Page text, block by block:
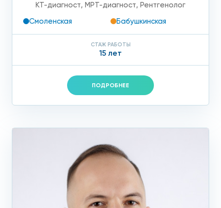
КТ-диагност, МРТ-диагност, Рентгенолог
Смоленская
Бабушкинская
СТАЖ РАБОТЫ
15 лет
ПОДРОБНЕЕ